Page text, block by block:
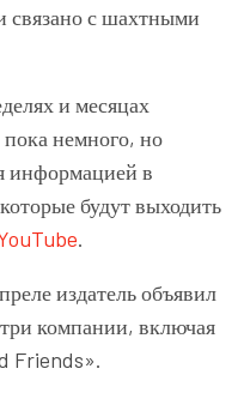
связано с шахтными
и месяцах
немного, но
информацией в
будут выходить
.
издатель объявил
компании, включая
Friends».